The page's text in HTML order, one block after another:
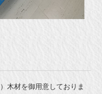
木材を御用意しておりま